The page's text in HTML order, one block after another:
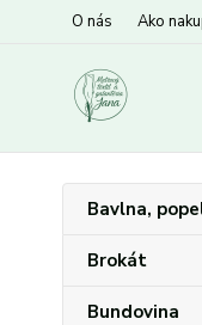
O nás Ako
Bavlna,
Brokát
Bundovina